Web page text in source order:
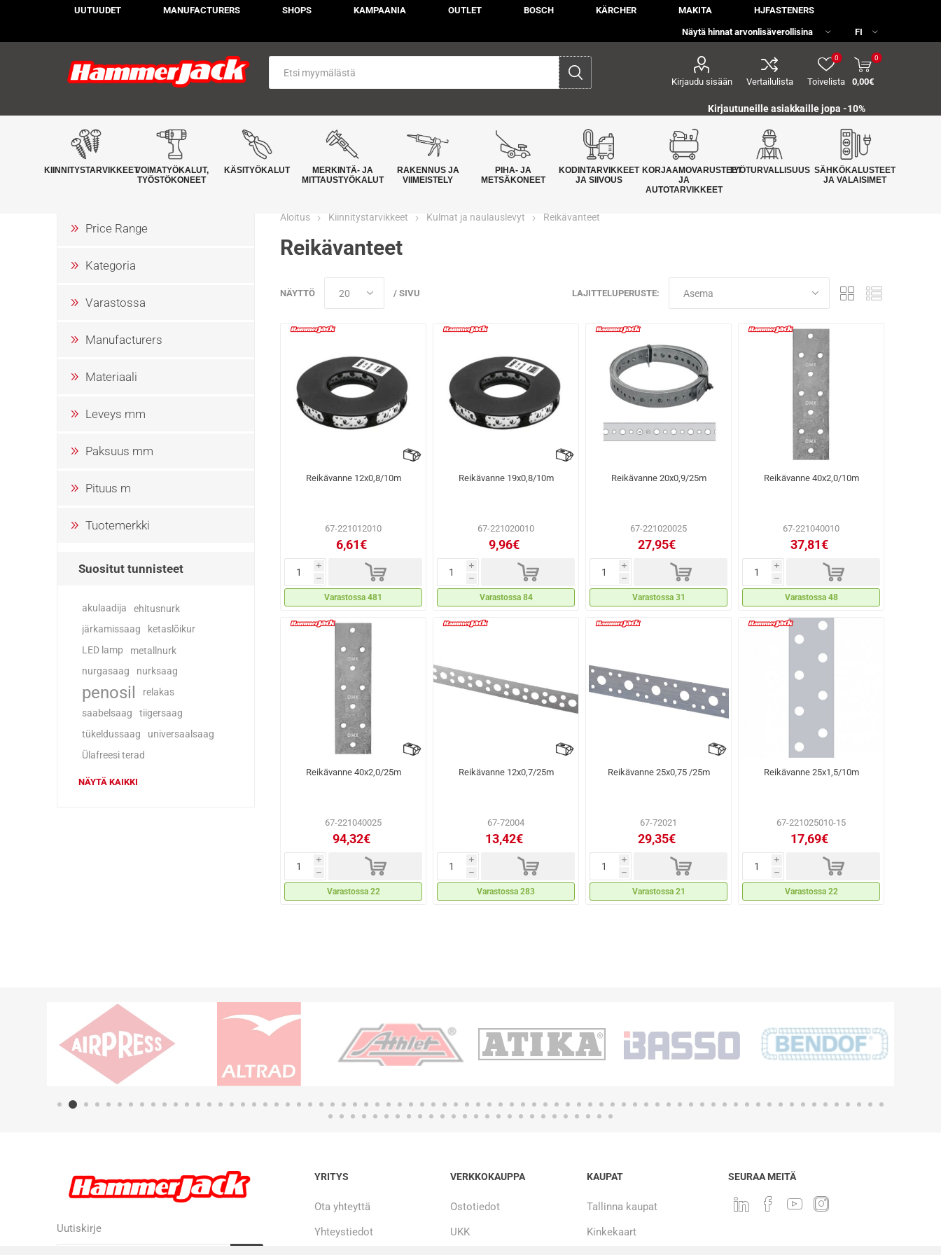
UUTUUDET MANUFACTURERS SHOPS KAMPAANIA OUTLET BOSCH KÄRCHER MAKITA HJFASTENERS
Kirjaudu sisään Vertailulista Toivelista
0 0
0,00€
Kirjautuneille asiakkaille jopa -10%
KIINNITYSTARVIKKEETVOIMATYÖKALUT,
TYÖSTÖKONEET
KÄSITYÖKALUT
MERKINTÄ- JA
MITTAUSTYÖKALUT
RAKENNUS JA
VIIMEISTELY
PIHA- JA
METSÄKONEET
KODINTARVIKKEET
JA SIIVOUS
KORJAAMOVARUSTEET
JA
AUTOTARVIKKEET
TYÖTURVALLISUUS SÄHKÖKALUSTEET
JA VALAISIMET
Aloitus Kiinnitystarvikkeet Kulmat ja naulauslevyt Reikävanteet
Reikävanteet
LAJITTELUPERUSTE:
NÄYTTÖ / SIVU
Reikävanne 12x0,8/10m
67-221012010
6,61€
i
h d
Varastossa 481
Reikävanne 19x0,8/10m
67-221020010
9,96€
i
h d
Varastossa 84
Reikävanne 20x0,9/25m
67-221020025
27,95€
i
h d
Varastossa 31
Reikävanne 40x2,0/10m
67-221040010
37,81€
i
h d
Varastossa 48
Reikävanne 40x2,0/25m
67-221040025
94,32€
i
h d
Varastossa 22
Reikävanne 12x0,7/25m
67-72004
13,42€
i
h d
Varastossa 283
Reikävanne 25x0,75 /25m
67-72021
29,35€
i
h d
Varastossa 21
Reikävanne 25x1,5/10m
67-221025010-15
17,69€
i
h d
Varastossa 22
Price Range
Kategoria
Varastossa
Manufacturers
Materiaali
Leveys mm
Paksuus mm
Pituus m
Tuotemerkki
Suositut tunnisteet
akulaadija ehitusnurk
järkamissaag
ketaslõikur
LED lamp
metallnurk
nurgasaag nurksaag
penosil
relakas
saabelsaag
tiigersaag
tükeldussaag
universaalsaag
Ülafreesi terad
NÄYTÄ KAIKKI
Uutiskirje
YRITYS
Ota yhteyttä
Yhteystiedot
VERKKOKAUPPA
Ostotiedot
UKK
KAUPAT
Tallinna kaupat
Kinkekaart
SEURAA MEITÄ